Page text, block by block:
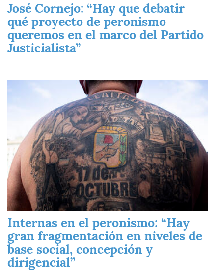
José Cornejo: “Hay que debatir
qué proyecto de peronismo
queremos en el marco del Partido
Justicialista”
Internas en el peronismo: “Hay
gran fragmentación en niveles de
base social, concepción y
dirigencial”